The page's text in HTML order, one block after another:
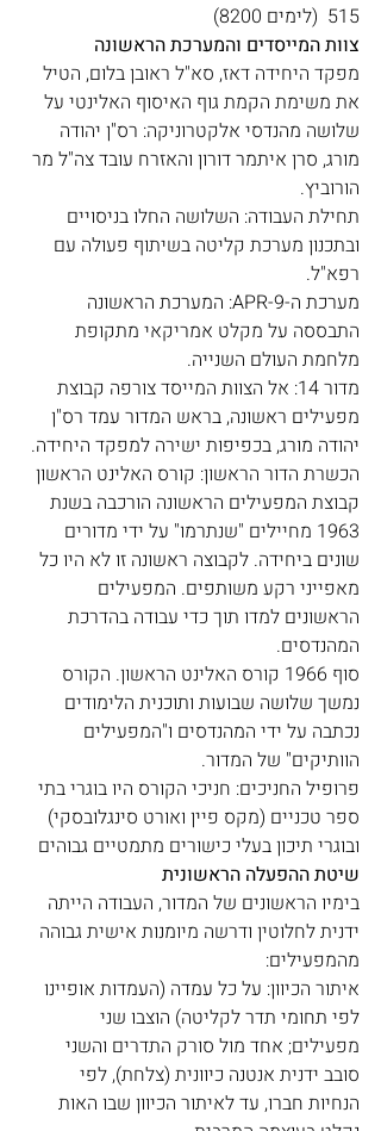
515  (לימים 8200)
צוות המייסדים והמערכת הראשונה
מפקד היחידה דאז, סא"ל ראובן בלום, הטיל
את משימת הקמת גוף האיסוף האלינטי על
שלושה מהנדסי אלקטרוניקה: רס"ן יהודה
מורג, סרן איתמר דורון והאזרח עובד צה"ל מר
הורוביץ.
תחילת העבודה: השלושה החלו בניסויים
ובתכנון מערכת קליטה בשיתוף פעולה עם
רפא"ל.
מערכת ה-APR-9: המערכת הראשונה
התבססה על מקלט אמריקאי מתקופת
מלחמת העולם השנייה.
מדור 14: אל הצוות המייסד צורפה קבוצת
מפעילים ראשונה, בראש המדור עמד רס"ן
יהודה מורג, בכפיפות ישירה למפקד היחידה.
הכשרת הדור הראשון: קורס האלינט הראשון
קבוצת המפעילים הראשונה הורכבה בשנת
1963 מחיילים "שנתרמו" על ידי מדורים
שונים ביחידה. לקבוצה ראשונה זו לא היו כל
מאפייני רקע משותפים. המפעילים
הראשונים למדו תוך כדי עבודה בהדרכת
המהנדסים.
סוף 1966 קורס האלינט הראשון. הקורס
נמשך שלושה שבועות ותוכנית הלימודים
נכתבה על ידי המהנדסים ו"המפעילים
הוותיקים" של המדור.
פרופיל החניכים: חניכי הקורס היו בוגרי בתי
ספר טכניים (מקס פיין ואורט סינגלובסקי)
ובוגרי תיכון בעלי כישורים מתמטיים גבוהים
שיטת ההפעלה הראשונית
בימיו הראשונים של המדור, העבודה הייתה
ידנית לחלוטין ודרשה מיומנות אישית גבוהה
מהמפעילים:
איתור הכיוון: על כל עמדה (העמדות אופיינו
לפי תחומי תדר לקליטה) הוצבו שני
מפעילים; אחד מול סורק התדרים והשני
סובב ידנית אנטנה כיוונית (צלחת), לפי
הנחיות חברו, עד לאיתור הכיוון שבו האות